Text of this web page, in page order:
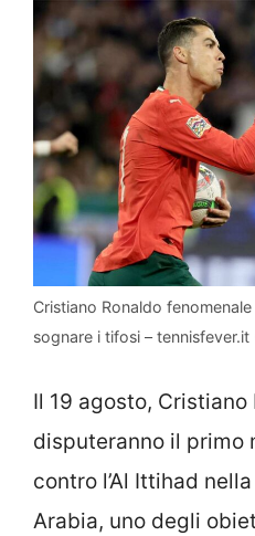
Cristiano Ronaldo
sognare i tifosi – tennisfever.it
Il 19 agosto, Cristiano
disputeranno il primo
contro l’Al Ittihad
Arabia, uno degli